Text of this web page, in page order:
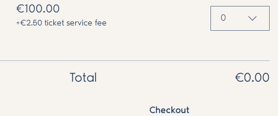
€100.00
+€2.50 ticket service fee
0
Total €0.00
Checkout